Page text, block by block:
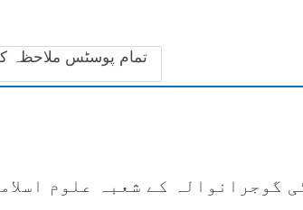
تمام پوسٹس ملاحظہ
گوجرانوالہ کے شعبہ علوم